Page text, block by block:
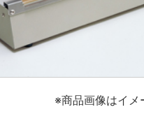
※商品画像はイメ